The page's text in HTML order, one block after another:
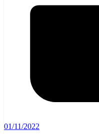
01/11/2022